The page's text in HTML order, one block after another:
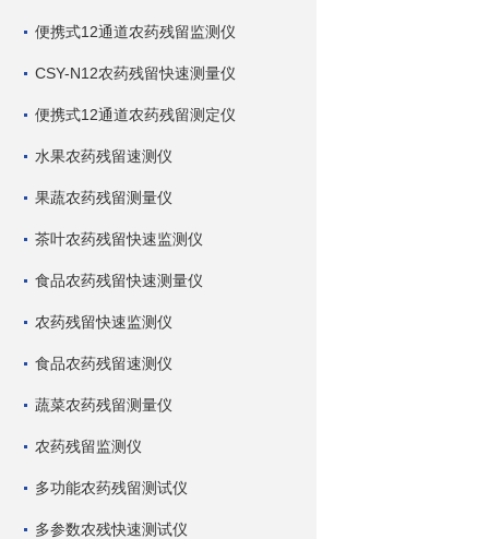
便携式12通道农药残留监测仪
CSY-N12农药残留快速测量仪
便携式12通道农药残留测定仪
水果农药残留速测仪
果蔬农药残留测量仪
茶叶农药残留快速监测仪
食品农药残留快速测量仪
农药残留快速监测仪
食品农药残留速测仪
蔬菜农药残留测量仪
农药残留监测仪
多功能农药残留测试仪
多参数农残快速测试仪